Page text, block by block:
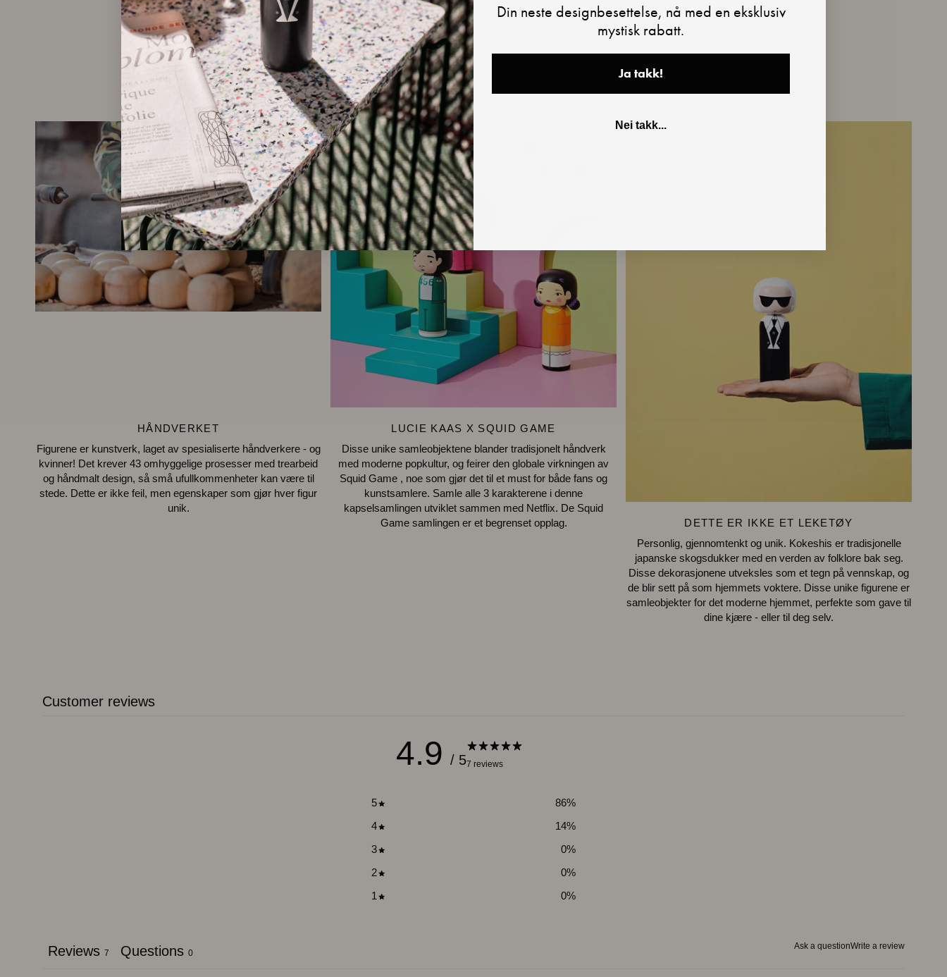
HVORFOR HANDLE LUCIE KAAS?
HÅNDVERKET
Figurene er kunstverk, laget av spesialiserte håndverkere - og
kvinner! Det krever 43 omhyggelige prosesser med trearbeid
og håndmalt design, så små ufullkommenheter kan være til
stede. Dette er ikke feil, men egenskaper som gjør hver figur
unik.
LUCIE KAAS X SQUID GAME
Disse unike samleobjektene blander tradisjonelt håndverk
med moderne popkultur, og feirer den globale virkningen av
Squid Game , noe som gjør det til et must for både fans og
kunstsamlere. Samle alle 3 karakterene i denne
kapselsamlingen utviklet sammen med Netflix. De Squid
Game samlingen er et begrenset opplag.
DETTE ER IKKE ET LEKETØY
Personlig, gjennomtenkt og unik. Kokeshis er tradisjonelle
japanske skogsdukker med en verden av folklore bak seg.
Disse dekorasjonene utveksles som et tegn på vennskap, og
de blir sett på som hjemmets voktere. Disse unike figurene er
samleobjekter for det moderne hjemmet, perfekte som gave til
dine kjære - eller til deg selv.
Customer reviews
4.9 / 57 reviews
5 86%
4 14%
3 0%
2 0%
1 0%
Ask a questionWrite a review
Reviews 7 Questions 0
Din neste designbesettelse, nå med en eksklusiv
mystisk rabatt.
Ja takk!
Nei takk...